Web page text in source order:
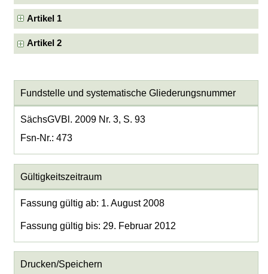
Artikel 1
Artikel 2
Fundstelle und systematische Gliederungsnummer
SächsGVBl. 2009 Nr. 3, S. 93
Fsn-Nr.: 473
Gültigkeitszeitraum
Fassung gültig ab: 1. August 2008
Fassung gültig bis: 29. Februar 2012
Drucken/Speichern